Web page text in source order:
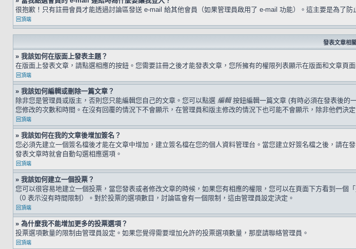
很抱歉！只有註冊會員才能透過討論區發送 e-mail 給其他會員（如果管理員啟用了 e-mail 功能）。這主要是為了防
回頂端
發表文章相
» 我該如何在版面上發表主題？
在版面上發表文章，請點選相應的按鈕。您需要註冊之後才能發表文章，您所擁有的權限列表顯示在版面和文章頁
回頂端
» 我該如何編輯或刪除一篇文章？
除非您是管理員或版主，否則您只能編輯您自己的文章。您可以點選 編輯按鈕編輯一篇文章 (有時必須在發表後的
您修改的次數和時間。在沒有回覆的情況下不會顯示，在管理員和版主修改的情況下也可能不會顯示，除非他們決
回頂端
» 我該如何在我的文章後增加簽名？
您必須先建立一個簽名檔後才能在文章中增加，建立簽名檔在您的個人資料管理台。當您建立好簽名檔之後，請在
發表文章時就會自動勾選相應選項。
回頂端
» 我該如何建立一個投票？
您可以很容易地建立一個投票，當您發表或者修改文章的時候，如果您有相應的權限，您可以在頁面下方看到一
（0 表示沒有時間限制）。對於投票的選項數目，討論區會有一個限制，這由管理員設定決定。
回頂端
» 為什麼我不能增加更多的投票選項？
投票選項數量的限制由管理員設定。如果您覺得需要增加允許的投票選項數量，那麼請聯絡管理員。
回頂端